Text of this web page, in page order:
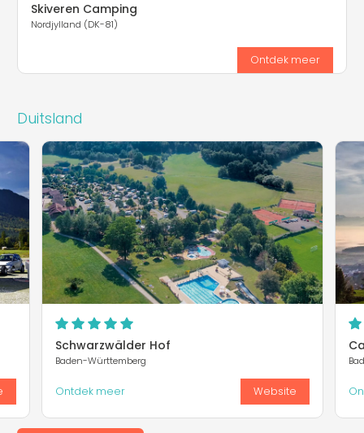
Skiveren Camping
Nordjylland (DK-81)
Ontdek meer
Duitsland
Schwarzwälder Hof
Baden-Württemberg
Ontdek meer Website